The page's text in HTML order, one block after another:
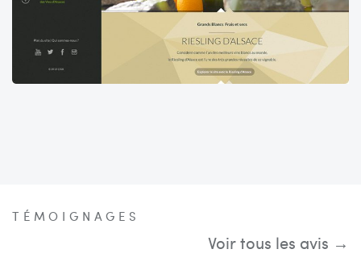
TÉMOIGNAGES
Voir tous les avis →